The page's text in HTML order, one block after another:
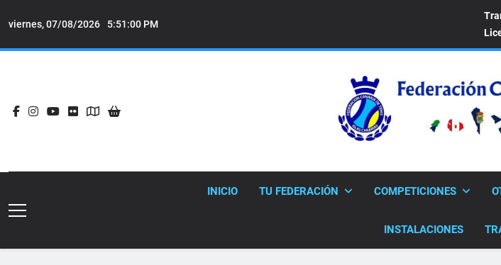
toviernes, 07/08/2026 5:51:02 PM
INICIO TU FEDERACIÓN COMPETICIONES
INSTALACIONES